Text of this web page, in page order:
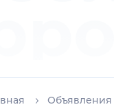
Объявления